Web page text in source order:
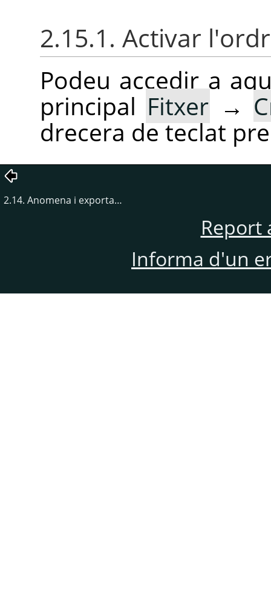
2.15.1. Activar
Podeu accedir a
principal Fitxer →
drecera de teclat
2.14. Anomena i exporta…
Report
Informa d'un